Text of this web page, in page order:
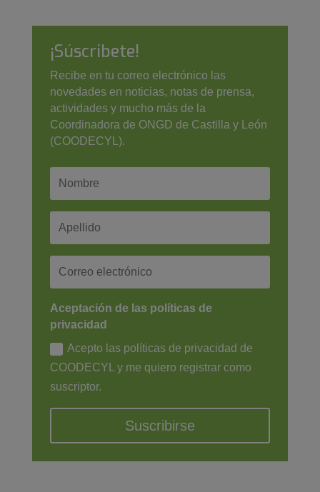
¡Súscribete!
Recibe en tu correo electrónico las
novedades en noticias, notas de prensa,
actividades y mucho más de la
Coordinadora de ONGD de Castilla y León
(COODECYL).
Aceptación de las políticas de
privacidad
Acepto las políticas de privacidad de
COODECYL y me quiero registrar como
suscriptor.
Suscribirse